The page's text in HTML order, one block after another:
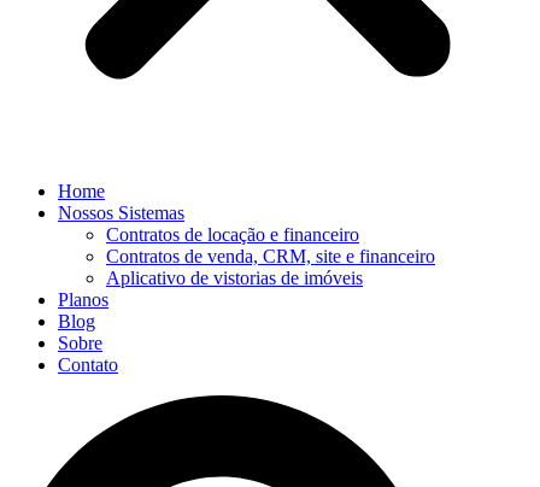
Home
Nossos Sistemas
Contratos de locação e financeiro
Contratos de venda, CRM, site e financeiro
Aplicativo de vistorias de imóveis
Planos
Blog
Sobre
Contato